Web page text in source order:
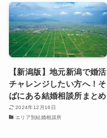
【新潟版】地元新潟で婚活
チャレンジしたい方へ！そ
ばにある結婚相談所まとめ
2024年12月16日
エリア別結婚相談所